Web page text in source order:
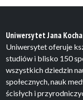
Uniwersytet Jana
Uniwersytet oferuje
studiów i blisko 150
wszystkich dziedzin
społecznych, nauk
ścisłych i